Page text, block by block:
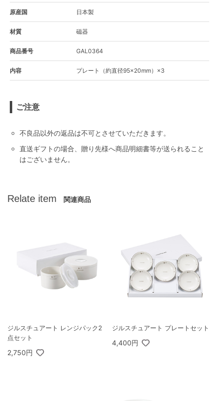
原産国 日本製
材質 磁器
商品番号 GAL0364
内容 プレート（約直径95×20mm）×3
ご注意
不良品以外の返品は不可とさせていただきます。
直送ギフトの場合、贈り先様へ商品明細書等が送られること
はございません。
Relate item 関連商品
ジルスチュアート レンジパック2
点セット
2,750円
ジルスチュアート プレートセット
4,400円